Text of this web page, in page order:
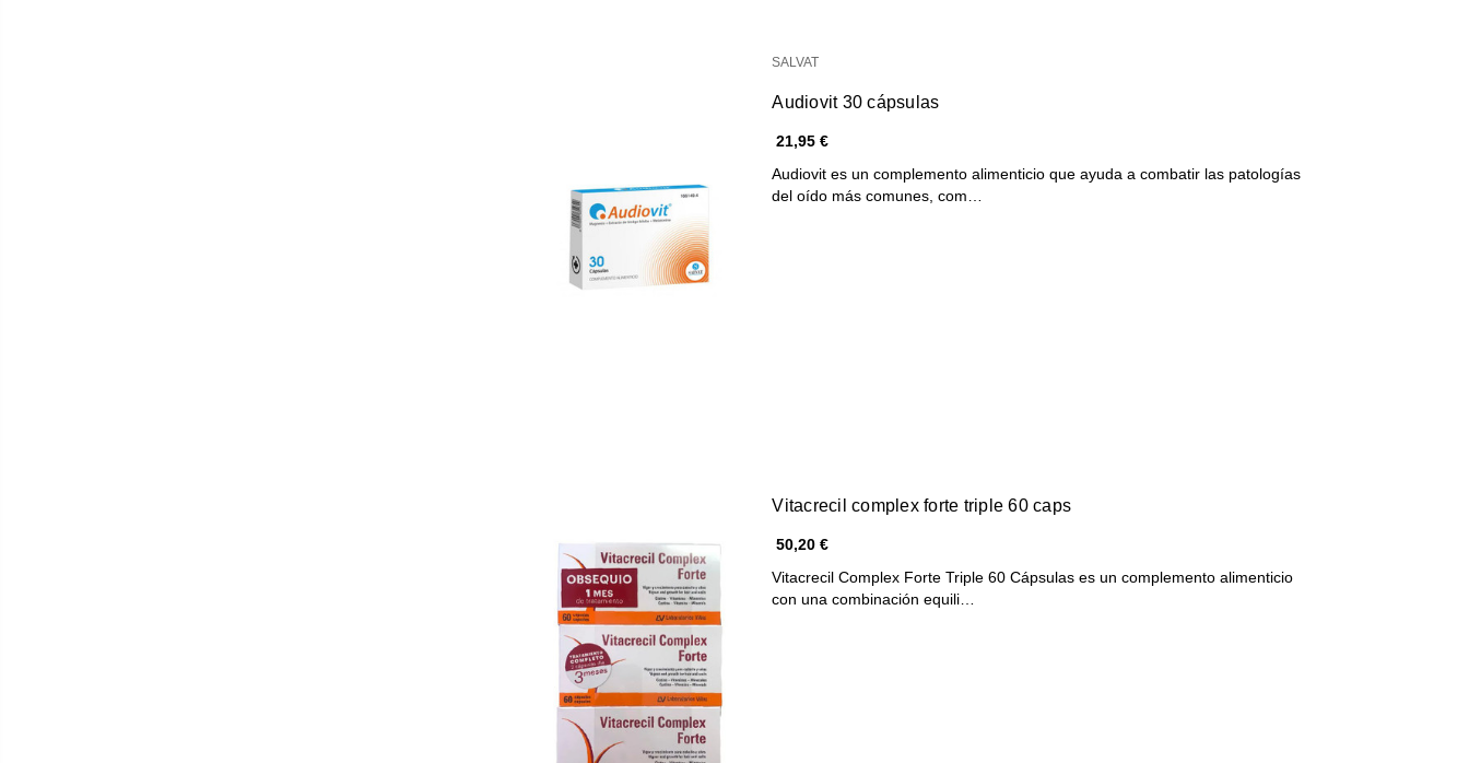
SALVAT
Audiovit 30 cápsulas
21,95 €
Audiovit es un complemento alimenticio que ayuda a combatir las patologías
del oído más comunes, com…
Vitacrecil complex forte triple 60 caps
50,20 €
Vitacrecil Complex Forte Triple 60 Cápsulas es un complemento alimenticio
con una combinación equili…